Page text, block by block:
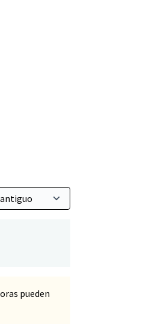
pueden